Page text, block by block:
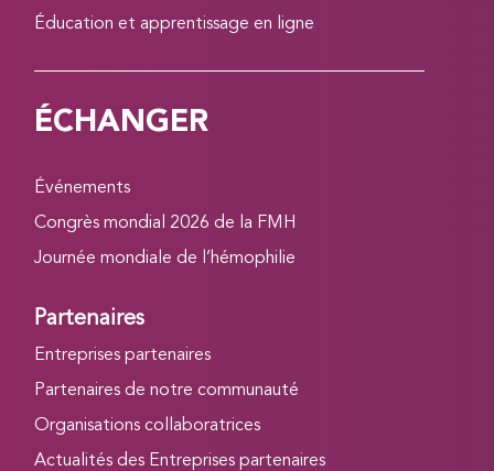
Éducation et apprentissage en ligne
ÉCHANGER
Événements
Congrès mondial 2026 de la FMH
Journée mondiale de l’hémophilie
Partenaires
Entreprises partenaires
Partenaires de notre communauté
Organisations collaboratrices
Actualités des Entreprises partenaires